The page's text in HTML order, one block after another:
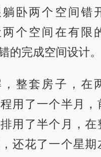
卧两个空间错
个空间在有限
的完成空间设计。
整套房子，在
用了一个半月，
用了半个月，在
还花了一个星期